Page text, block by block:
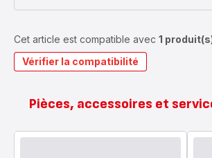
Cet article est compatible avec 1
Vérifier la compatibilité
Pièces, accessoires et